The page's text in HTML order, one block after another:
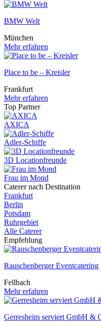
BMW Welt
München
Mehr erfahren
Place to be – Kreisler
Frankfurt
Mehr erfahren
Top Partner
AXICA
Adler-Schiffe
3D Locationfreunde
Frau im Mond
Caterer nach Destination
Frankfurt
Berlin
Potsdam
Ruhrgebiet
Alle Caterer
Empfehlung
Rauschenberger Eventcatering
Fellbach
Mehr erfahren
Gerresheim serviert GmbH &